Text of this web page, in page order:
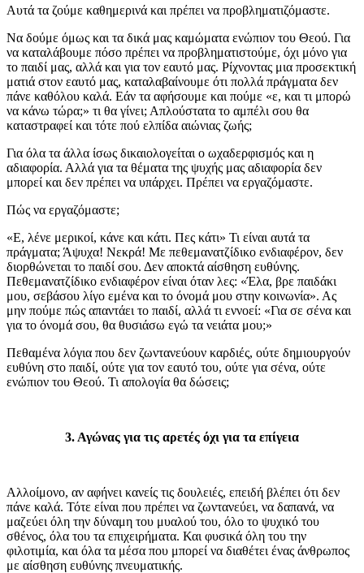
Αυτά τα ζούμε καθημερινά και πρέπει να προβληματιζόμαστε.
Να δούμε όμως και τα δικά μας καμώματα ενώπιον του Θεού. Για
να καταλάβουμε πόσο πρέπει να προβληματιστούμε, όχι μόνο για
το παιδί μας, αλλά και για τον εαυτό μας. Ρίχνοντας μια προσεκτική
ματιά στον εαυτό μας, καταλαβαίνουμε ότι πολλά πράγματα δεν
πάνε καθόλου καλά. Εάν τα αφήσουμε και πούμε «ε, και τι μπορώ
να κάνω τώρα;» τι θα γίνει; Απλούστατα το αμπέλι σου θα
καταστραφεί και τότε πού ελπίδα αιώνιας ζωής;
Για όλα τα άλλα ίσως δικαιολογείται ο ωχαδερφισμός και η
αδιαφορία. Αλλά για τα θέματα της ψυχής μας αδιαφορία δεν
μπορεί και δεν πρέπει να υπάρχει. Πρέπει να εργαζόμαστε.
Πώς να εργαζόμαστε;
«Ε, λένε μερικοί, κάνε και κάτι. Πες κάτι» Τι είναι αυτά τα
πράγματα; Άψυχα! Νεκρά! Με πεθεμανατζίδικο ενδιαφέρον, δεν
διορθώνεται το παιδί σου. Δεν αποκτά αίσθηση ευθύνης.
Πεθεμανατζίδικο ενδιαφέρον είναι όταν λες: «Έλα, βρε παιδάκι
μου, σεβάσου λίγο εμένα και το όνομά μου στην κοινωνία». Ας
μην πούμε πώς απαντάει το παιδί, αλλά τι εννοεί: «Για σε σένα και
για το όνομά σου, θα θυσιάσω εγώ τα νειάτα μου;»
Πεθαμένα λόγια που δεν ζωντανεύουν καρδιές, ούτε δημιουργούν
ευθύνη στο παιδί, ούτε για τον εαυτό του, ούτε για σένα, ούτε
ενώπιον του Θεού. Τι απολογία θα δώσεις;
3. Αγώνας για τις αρετές όχι για τα επίγεια
Αλλοίμονο, αν αφήνει κανείς τις δουλειές, επειδή βλέπει ότι δεν
πάνε καλά. Τότε είναι που πρέπει να ζωντανεύει, να δαπανά, να
μαζεύει όλη την δύναμη του μυαλού του, όλο το ψυχικό του
σθένος, όλα του τα επιχειρήματα. Και φυσικά όλη του την
φιλοτιμία, και όλα τα μέσα που μπορεί να διαθέτει ένας άνθρωπος
με αίσθηση ευθύνης πνευματικής.